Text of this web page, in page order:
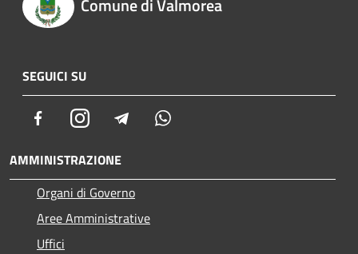
Comune di Valmorea
SEGUICI SU
FacebookInstagram Telegram
AMMINISTRAZIONE
Organi di Governo
Aree Amministrative
Uffici